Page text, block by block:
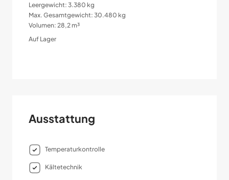
Leergewicht: 3.380 kg
Max. Gesamtgewicht: 30.480 kg
Volumen: 28,2 m³
Auf Lager
Ausstattung
Temperaturkontrolle
Kältetechnik